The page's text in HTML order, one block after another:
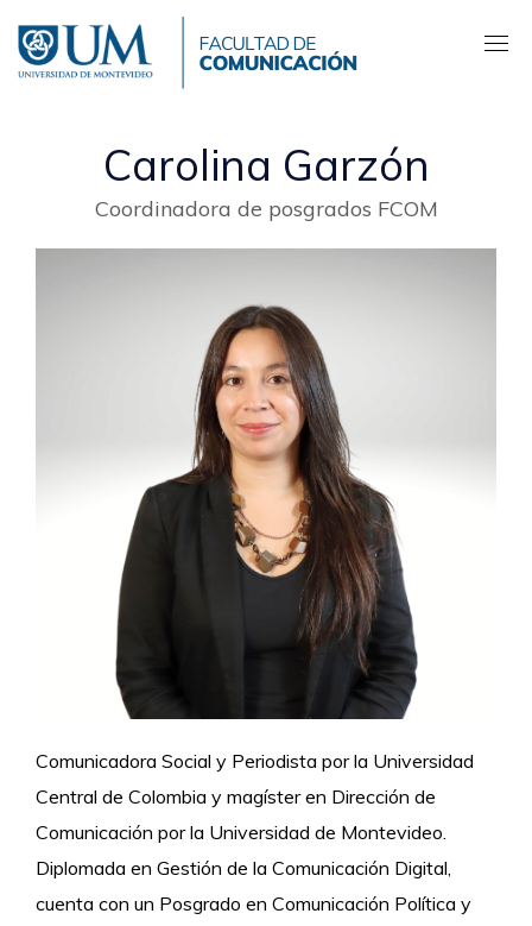
contenido
principal
Carolina Garzón
Coordinadora de posgrados FCOM
Comunicadora Social y Periodista por la Universidad
Central de Colombia y magíster en Dirección de
Comunicación por la Universidad de Montevideo.
Diplomada en Gestión de la Comunicación Digital,
cuenta con un Posgrado en Comunicación Política y